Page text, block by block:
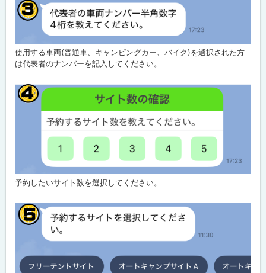
使用する車両(普通車、キャンピングカー、バイク)を選択された方
は代表者のナンバーを記入してください。
予約したいサイト数を選択してください。